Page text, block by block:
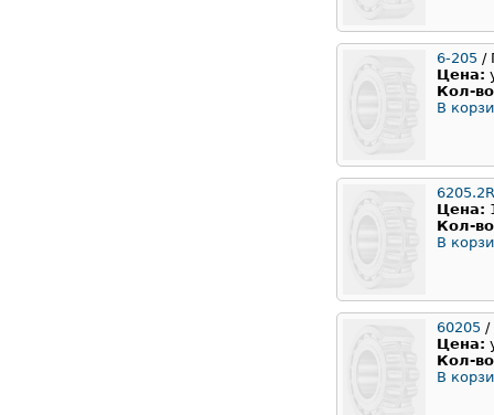
6-205 /
Цена:
Кол-
В
Цена:
Кол-
В
60205 /
Цена:
Кол-
В